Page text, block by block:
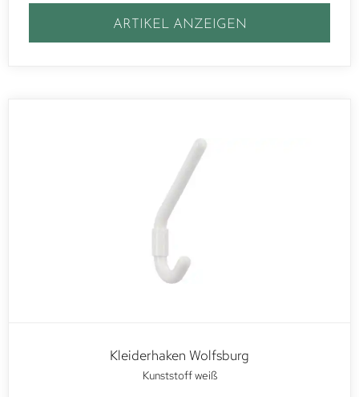
ARTIKEL ANZEIGEN
Kleiderhaken Wolfsburg
Kunststoff weiß